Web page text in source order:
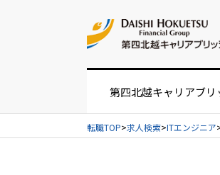
第四北越キャリアブリ
お仕事紹介の流れ
転職TOP 求人検索 ITエンジニア